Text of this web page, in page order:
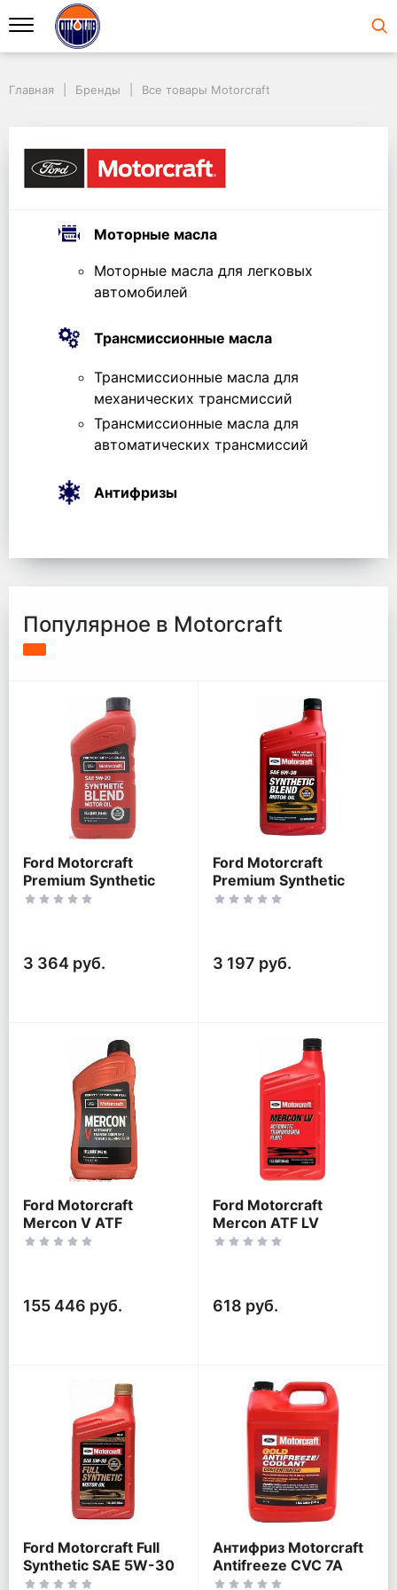
Главная Бренды Все товары Motorcraft
Моторные масла
Моторные масла для легковых
автомобилей
Трансмиссионные масла
Трансмиссионные масла для
механических трансмиссий
Трансмиссионные масла для
автоматических трансмиссий
Антифризы
Популярное в Motorcraft
Ford Motorcraft
Premium Synthetic
Blend SAE 5W-20
3 364 руб.
Ford Motorcraft
Premium Synthetic
Blend SAE 5W-30
3 197 руб.
Ford Motorcraft
Mercon V ATF
155 446 руб.
Ford Motorcraft
Mercon ATF LV
618 руб.
Ford Motorcraft Full
Synthetic SAE 5W-30
Антифриз Motorcraft
Antifreeze CVC 7A